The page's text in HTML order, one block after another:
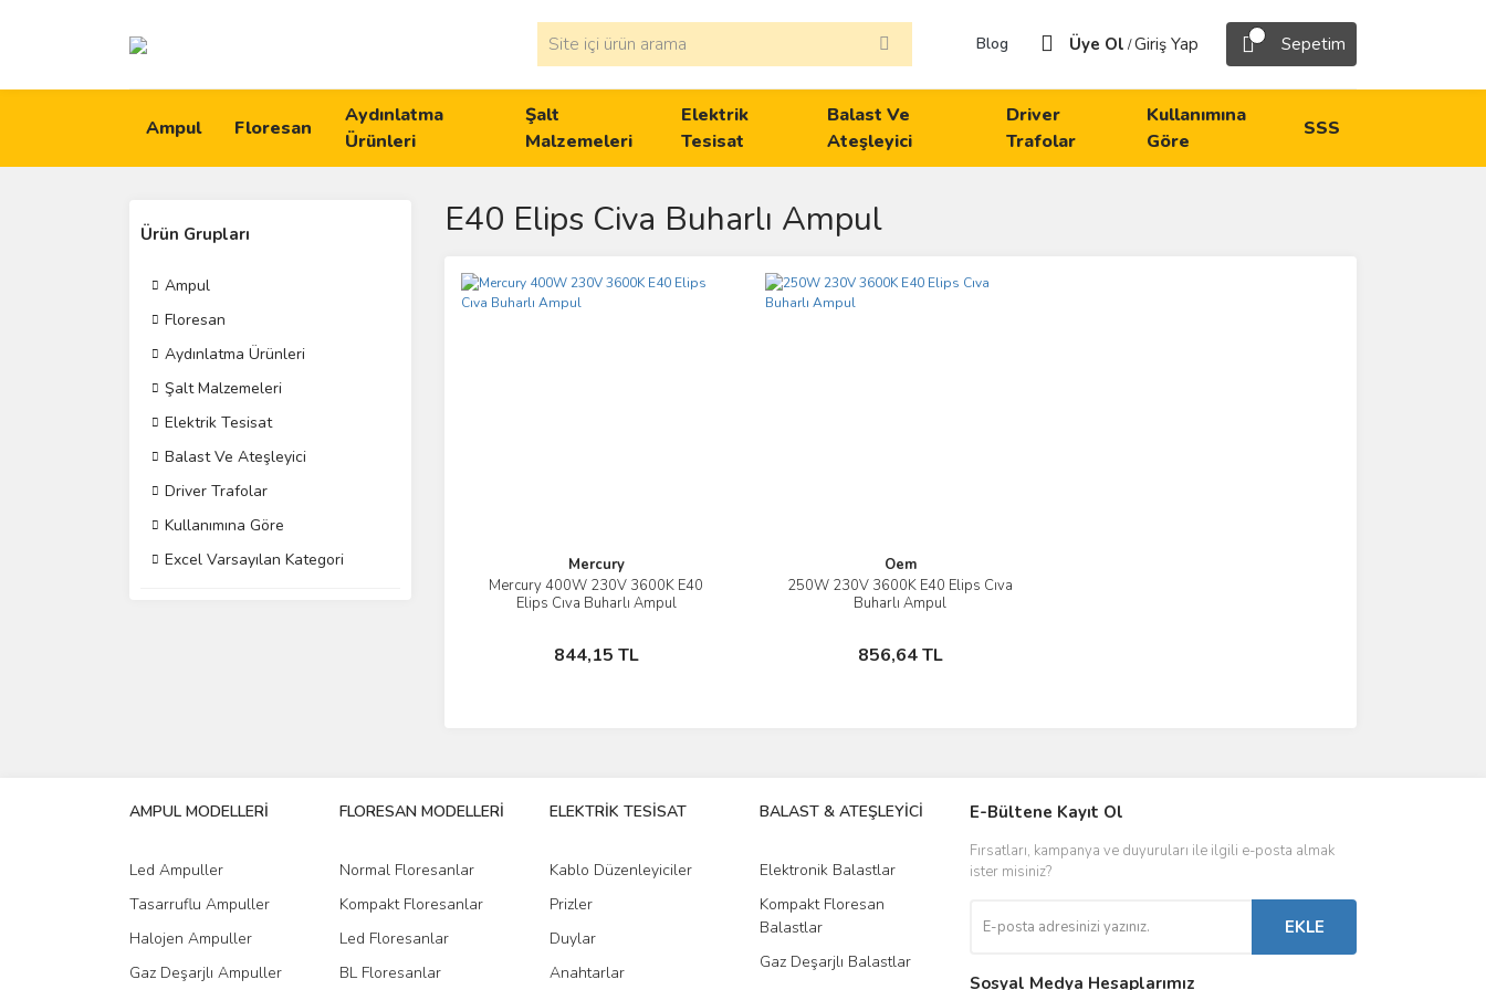
Blog Üye Ol /Giriş Yap Sepetim
Ampul Floresan
Aydınlatma
Ürünleri
Şalt
Malzemeleri
Elektrik
Tesisat
Balast Ve
Ateşleyici
Driver
Trafolar
Kullanımına
Göre
SSS
Ürün Grupları
Ampul
Floresan
Aydınlatma Ürünleri
Şalt Malzemeleri
Elektrik Tesisat
Balast Ve Ateşleyici
Driver Trafolar
Kullanımına Göre
Excel Varsayılan Kategori
E40 Elips Civa Buharlı Ampul
Mercury
Mercury 400W 230V 3600K E40
Elips Cıva Buharlı Ampul
844,15 TL
İncele
Sepete Ekle
Oem
250W 230V 3600K E40 Elips Cıva
Buharlı Ampul
856,64 TL
İncele
Sepete Ekle
AMPUL MODELLERİ
Led Ampuller
Tasarruflu Ampuller
Halojen Ampuller
Gaz Deşarjlı Ampuller
FLORESAN MODELLERİ
Normal Floresanlar
Kompakt Floresanlar
Led Floresanlar
BL Floresanlar
ELEKTRİK TESİSAT
Kablo Düzenleyiciler
Prizler
Duylar
Anahtarlar
BALAST & ATEŞLEYİCİ
Elektronik Balastlar
Kompakt Floresan
Balastlar
Gaz Deşarjlı Balastlar
DRIVER & TRAFO
Led Driverlar
Kontaktörler
Sigorta & Otomatlar
E-Bültene Kayıt Ol
Fırsatları, kampanya ve duyuruları ile ilgili e-posta almak
ister misiniz?
EKLE
Sosyal Medya Hesaplarımız